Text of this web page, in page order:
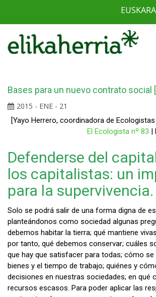
EUSKARA
Bases para un nuevo contrato social
2015 - ENE - 21
[Yayo Herrero, coordinadora de
El Ecologista nº 83 |
Defenderse del
los capitalistas: un
para la supervivencia.
Solo se podrá salir de una forma digna de
planteándonos como sociedad algunas
debemos habitar la tierra; qué mantiene
por tanto, qué debemos conservar; cuáles
que hay que satisfacer para todas; cómo se
bienes y el tiempo de trabajo; quiénes y
decisiones en nuestras sociedades; en qué
recursos escasos. Para poder aplicar las